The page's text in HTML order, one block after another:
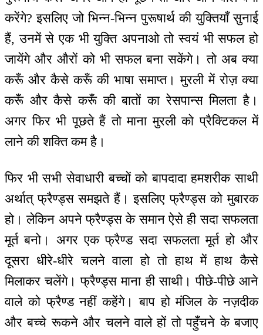
करेंगे? इसलिए जो भिन्न-भिन्न पुरूषार्थ की युक्तियाँ सुनाई
हैं, उनमें से एक भी युक्ति अपनाओ तो स्वयं भी सफल हो
जायेंगे और औरों को भी सफल बना सकेंगे। तो अब क्या
करूँ और कैसे करूँ की भाषा समाप्त। मुरली में रोज़ क्या
करूँ और कैसे करूँ की बातों का रेसपान्स मिलता है।
अगर फिर भी पूछते हैं तो माना मुरली को प्रैक्टिकल में
लाने की शक्ति कम है।
फिर भी सभी सेवाधारी बच्चों को बापदादा हमशरीक साथी
अर्थात् फ्रैण्ड्स समझते हैं। इसलिए फ्रैण्ड्स को मुबारक
हो। लेकिन अपने फ्रैण्ड्स के समान ऐसे ही सदा सफलता
मूर्त बनो। अगर एक फ्रैण्ड सदा सफलता मूर्त हो और
दूसरा धीरे-धीरे चलने वाला हो तो हाथ में हाथ कैसे
मिलाकर चलेंगे। फ्रैण्ड्स माना ही साथी। पीछे-पीछे आने
वाले को फ्रैण्ड नहीं कहेंगे। बाप हो मंजिल के नज़दीक
और बच्चे रूकने और चलने वाले हों तो पहुँचने के बजाए